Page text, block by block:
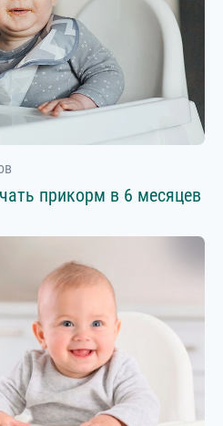
прикорм в 6 месяцев